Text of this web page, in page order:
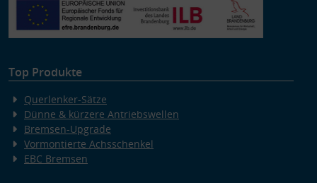
Top Produkte
Querlenker-Sätze
Dünne & kürzere Antriebswellen
Bremsen-Upgrade
Vormontierte Achsschenkel
EBC Bremsen